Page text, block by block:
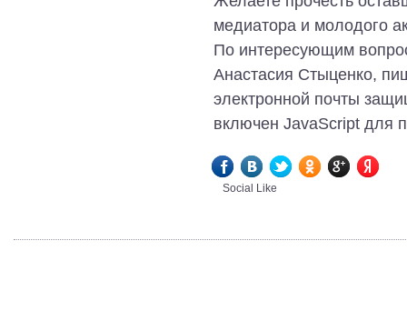
медиатора и молодого
По интересующим
Анастасия Стыценко,
электронной почты
включен JavaScript для
Social Like